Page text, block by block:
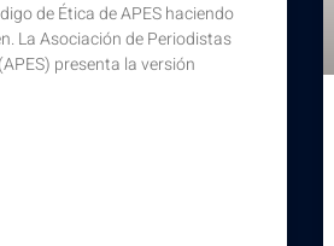
de Ética de APES haciendo
La Asociación de Periodistas
presenta la versión